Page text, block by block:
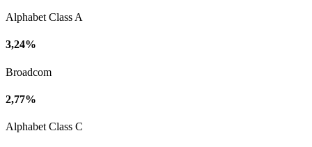
Alphabet Class A
3,24%
Broadcom
2,77%
Alphabet Class C